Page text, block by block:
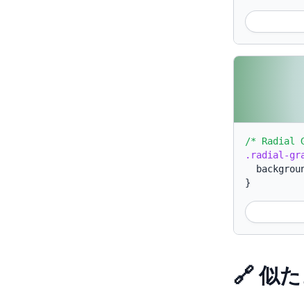
/* Radial
.radial-
}
🔗 似